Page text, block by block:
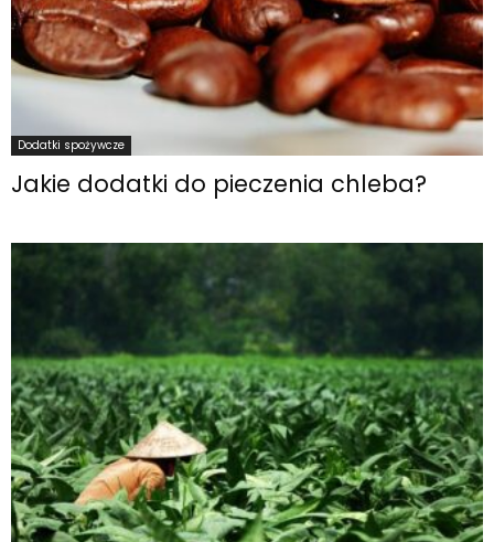
Dodatki spożywcze
Jakie dodatki do pieczenia chleba?